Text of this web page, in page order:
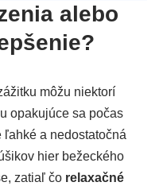
alebo
môžu niektorí
opakujúce sa počas
a nedostatočná
hier bežeckého
zatiaľ čo relaxačné